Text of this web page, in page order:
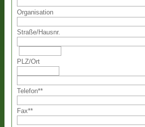
Organisation
Straße/Hausnr.
PLZ/Ort
Telefon**
Fax**